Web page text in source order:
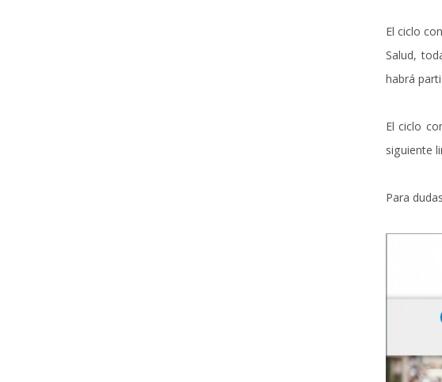
El ciclo
Salud,
habrá
El ciclo
siguiente
Para